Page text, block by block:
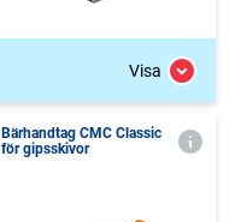
Visa
Bärhandtag CMC Classic
för gipsskivor